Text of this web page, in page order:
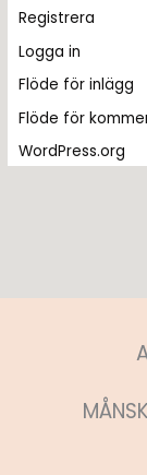
Registrera
Logga in
Flöde för inlägg
Flöde för
WordPress.org